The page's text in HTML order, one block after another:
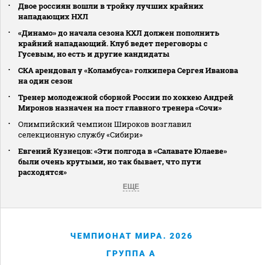
Двое россиян вошли в тройку лучших крайних
нападающих НХЛ
«Динамо» до начала сезона КХЛ должен пополнить
крайний нападающий. Клуб ведет переговоры с
Гусевым, но есть и другие кандидаты
СКА арендовал у «Коламбуса» голкипера Сергея Иванова
на один сезон
Тренер молодежной сборной России по хоккею Андрей
Миронов назначен на пост главного тренера «Сочи»
Олимпийский чемпион Широков возглавил
селекционную службу «Сибири»
Евгений Кузнецов: «Эти полгода в «Салавате Юлаеве»
были очень крутыми, но так бывает, что пути
расходятся»
ЕЩЕ
ЧЕМПИОНАТ МИРА. 2026
ГРУППА A